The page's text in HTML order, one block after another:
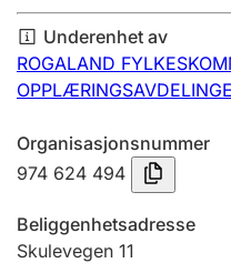
Innsending og
Tinglysing
Jeger
Underenhet av
ROGALAND
Organisasjonsnummer
974 624 494
Beliggenhetsadresse
Skulevegen 11